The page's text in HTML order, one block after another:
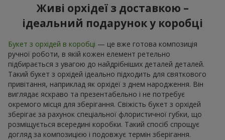
Живі орхідеї з доставкою –
ідеальний подарунок у коробці
Букет з орхідей в коробці — це вже готова композиція
ручної роботи, в якій кожен елемент ретельно
підбирається з увагою до найдрібніших деталей деталей.
Такий букет з орхідей ідеально підходить для святкового
привітання, наприклад як орхідеї з днем народження. Він
виглядає яскраво та презентабельно і не потребує
окремого місця для зберігання. Свіжість букет з орхідей
зберігає за рахунок спеціальної флористичної губки, що
розміщується всередині коробки. Такий спосіб спрощує
догляд за композицією і подовжує термін зберігання.